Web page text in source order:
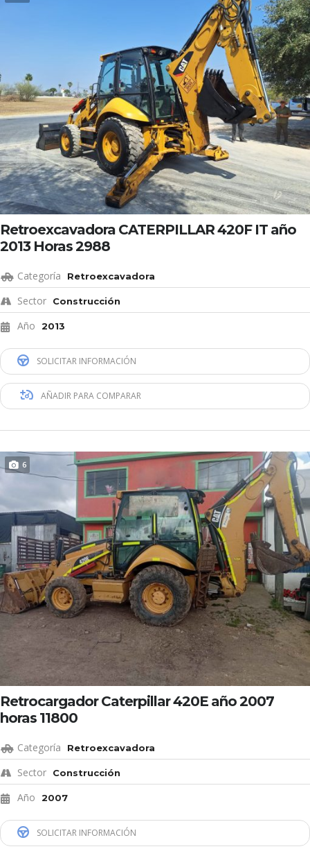
Retroexcavadora CATERPILLAR 420F IT año
2013 Horas 2988
Categoría Retroexcavadora
Sector Construcción
Año 2013
SOLICITAR INFORMACIÓN
AÑADIR PARA COMPARAR
6
Retrocargador Caterpillar 420E año 2007
horas 11800
Categoría Retroexcavadora
Sector Construcción
Año 2007
SOLICITAR INFORMACIÓN